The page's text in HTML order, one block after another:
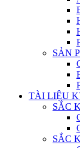
SẢN
TÀI LIỆU
SẮC
SẮC